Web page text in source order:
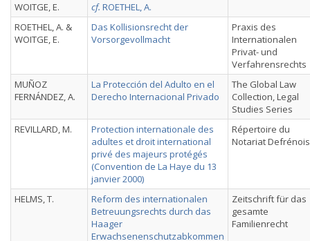
WOITGE, E. cf. ROETHEL, A.
ROETHEL, A. &
WOITGE, E.
Das Kollisionsrecht der
Vorsorgevollmacht
Praxis des
Internationalen
Privat- und
Verfahrensrechts
MUÑOZ
FERNÁNDEZ, A.
La Protección del Adulto en el
Derecho Internacional Privado
The Global Law
Collection, Legal
Studies Series
REVILLARD, M.
Protection internationale des
adultes et droit international
privé des majeurs protégés
(Convention de La Haye du 13
janvier 2000)
Répertoire du
Notariat Defrénois
HELMS, T.
Reform des internationalen
Betreuungsrechts durch das
Haager
Erwachsenenschutzabkommen
Zeitschrift für das
gesamte
Familienrecht